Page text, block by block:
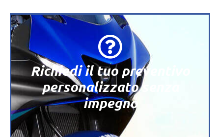
Richiedi il tuo preventivo
personalizzato senza
impegno